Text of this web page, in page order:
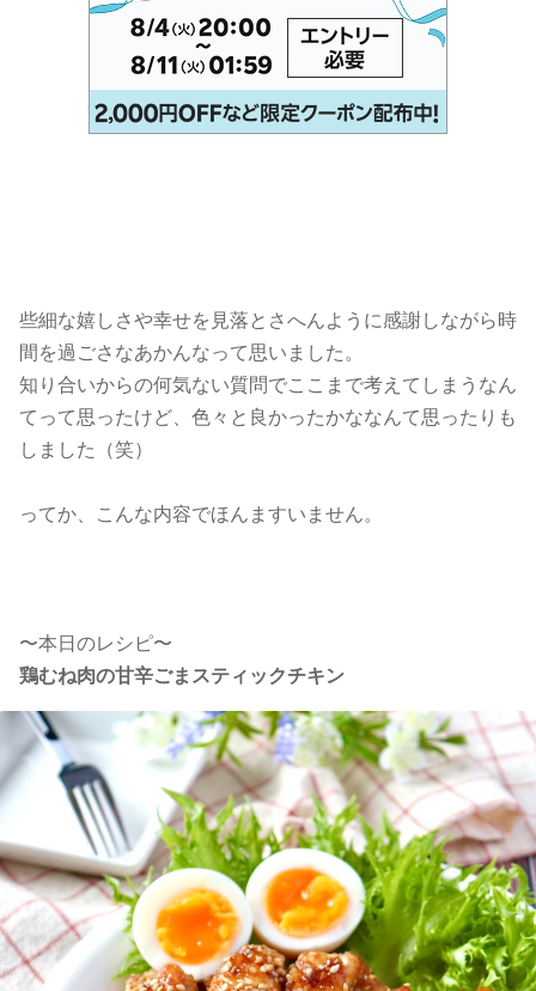
些細な嬉しさや幸せを見落とさへんように感謝しながら時
間を過ごさなあかんなって思いました。
知り合いからの何気ない質問でここまで考えてしまうなん
てって思ったけど、色々と良かったかななんて思ったりも
しました（笑）
ってか、こんな内容でほんますいません。
〜本日のレシピ〜
鶏むね肉の甘辛ごまスティックチキン